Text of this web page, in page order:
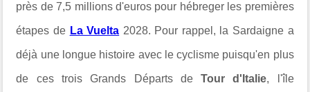
près de 7,5 millions d'euros pour hébreger les premières
étapes de La Vuelta 2028. Pour rappel, la Sardaigne a
déjà une longue histoire avec le cyclisme puisqu'en plus
de ces trois Grands Départs deTour d'Italie, l'île